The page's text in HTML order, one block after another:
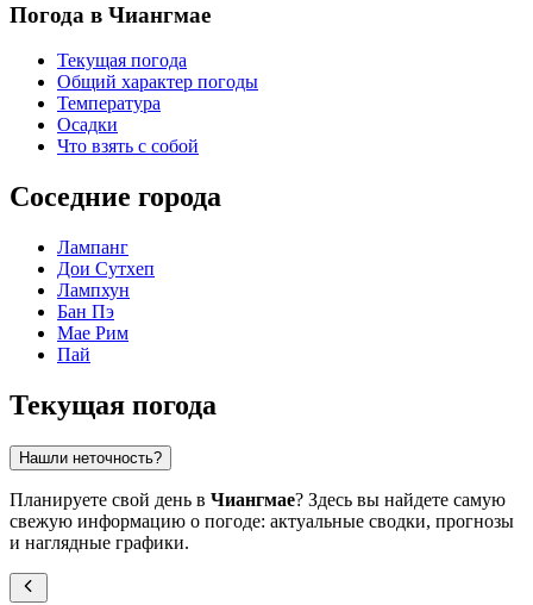
Погода в Чиангмае
Текущая погода
Общий характер погоды
Температура
Осадки
Что взять с собой
Соседние города
Лампанг
Дои Сутхеп
Лампхун
Бан Пэ
Мае Рим
Пай
Текущая погода
Нашли неточность?
Планируете свой день в Чиангмае? Здесь вы найдете самую
свежую информацию о погоде: актуальные сводки, прогнозы
и наглядные графики.